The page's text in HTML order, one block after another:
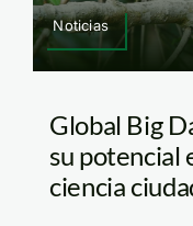
Noticias
Global Big
su potencial
ciencia